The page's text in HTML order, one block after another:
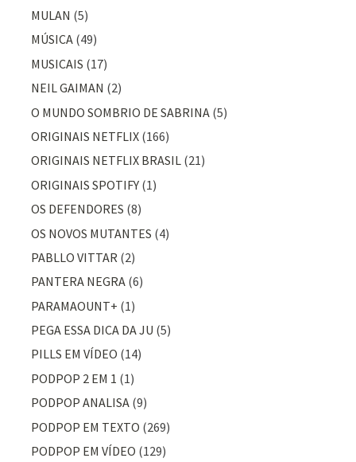
MULAN (5)
MÚSICA (49)
MUSICAIS (17)
NEIL GAIMAN (2)
O MUNDO SOMBRIO DE SABRINA (5)
ORIGINAIS NETFLIX (166)
ORIGINAIS NETFLIX BRASIL (21)
ORIGINAIS SPOTIFY (1)
OS DEFENDORES (8)
OS NOVOS MUTANTES (4)
PABLLO VITTAR (2)
PANTERA NEGRA (6)
PARAMAOUNT+ (1)
PEGA ESSA DICA DA JU (5)
PILLS EM VÍDEO (14)
PODPOP 2 EM 1 (1)
PODPOP ANALISA (9)
PODPOP EM TEXTO (269)
PODPOP EM VÍDEO (129)